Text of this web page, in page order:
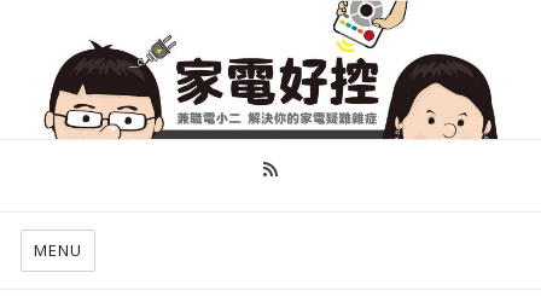
幫你做好功課，看了就知怎麼找出適合自己的家電
MENU